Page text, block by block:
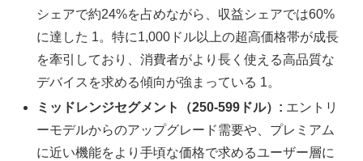
シェアで約24%を占めながら、収益シェアでは60%
に達した 1。特に1,000ドル以上の超高価格帯が成長
を牽引しており、消費者がより長く使える高品質な
デバイスを求める傾向が強まっている 1。
ミッドレンジセグメント（250-599ドル）: エントリ
ーモデルからのアップグレード需要や、プレミアム
に近い機能をより手頃な価格で求めるユーザー層に